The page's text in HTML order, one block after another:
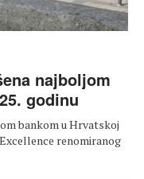
najboljom
godinu
bankom u Hrvatskoj
renomiranog